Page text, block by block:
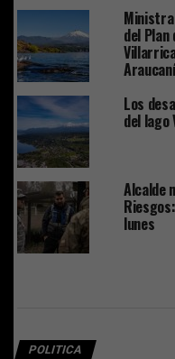
Ministra
del
Los
del
Alcalde
lunes
POLITICA